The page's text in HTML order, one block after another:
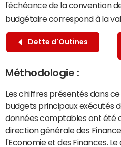
l'échéance de la convention
budgétaire correspond à la
Dette d'Outines
Méthodologie :
Les chiffres présentés dans
budgets principaux exécutés
données comptables ont été
direction générale des
l'Economie et des Finances.